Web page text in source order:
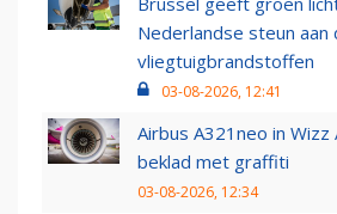
Nederlandse steun aan
vliegtuigbrandstoffen
03-08-2026, 12:41
Airbus A321neo in
beklad met graffiti
03-08-2026, 12:34